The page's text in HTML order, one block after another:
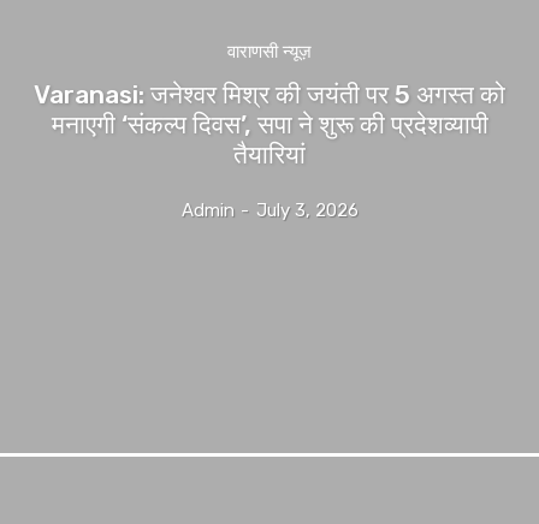
वाराणसी न्यूज़
Varanasi: जनेश्वर मिश्र की जयंती पर 5 अगस्त को
मनाएगी ‘संकल्प दिवस’, सपा ने शुरू की प्रदेशव्यापी
तैयारियां
Admin - July 3, 2026